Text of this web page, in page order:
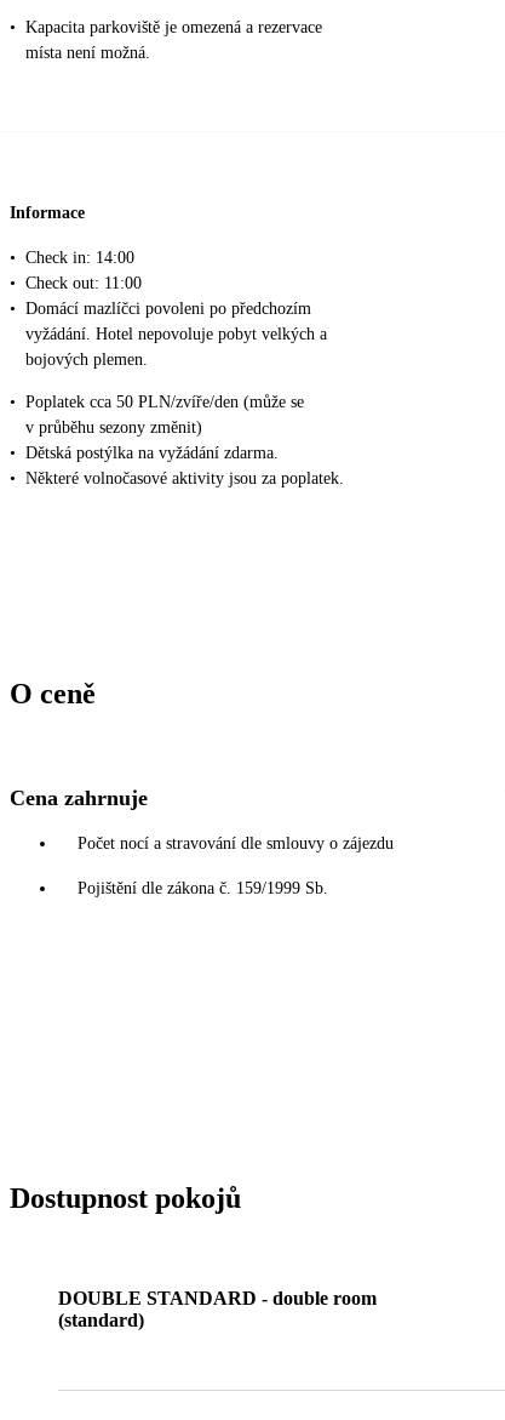
• Kapacita parkoviště je omezená a rezervace
místa není možná.
Informace
• Check in: 14:00
• Check out: 11:00
• Domácí mazlíčci povoleni po předchozím
vyžádání. Hotel nepovoluje pobyt velkých a
bojových plemen.
• Poplatek cca 50 PLN/zvíře/den (může se
v průběhu sezony změnit)
• Dětská postýlka na vyžádání zdarma.
• Některé volnočasové aktivity jsou za poplatek.
O ceně
Cena zahrnuje
Počet nocí a stravování dle smlouvy o zájezdu
Pojištění dle zákona č. 159/1999 Sb.
Dostupnost pokojů
DOUBLE STANDARD - double room
(standard)